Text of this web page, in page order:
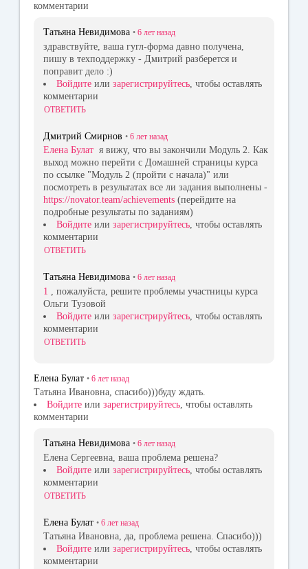
комментарии
Татьяна Невидимова • 6 лет назад
здравствуйте, ваша гугл-форма давно получена,
пишу в техподдержку - Дмитрий разберется и
поправит дело :)
Войдите или зарегистрируйтесь , чтобы оставлять
комментарии
ОТВЕТИТЬ
Дмитрий Смирнов • 6 лет назад
Елена Булат я вижу, что вы закончили Модуль 2. Как
выход можно перейти с Домашней страницы курса
по ссылке "Модуль 2 (пройти с начала)" или
посмотреть в результатах все ли задания выполнены -
https://novator.team/achievements (перейдите на
подробные результаты по заданиям)
Войдите или зарегистрируйтесь, чтобы оставлять
комментарии
ОТВЕТИТЬ
Татьяна Невидимова • 6 лет назад
1
, пожалуйста, решите проблемы участницы курса
Ольги Тузовой
Войдите или зарегистрируйтесь , чтобы оставлять
комментарии
ОТВЕТИТЬ
Елена Булат • 6 лет назад
Татьяна Ивановна, спасибо)))буду ждать.
Войдите или зарегистрируйтесь, чтобы оставлять
комментарии
Татьяна Невидимова • 6 лет назад
Елена Сергеевна, ваша проблема решена?
Войдите или зарегистрируйтесь , чтобы оставлять
комментарии
ОТВЕТИТЬ
Елена Булат • 6 лет назад
Татьяна Ивановна, да, проблема решена. Спасибо)))
Войдите или зарегистрируйтесь, чтобы оставлять
комментарии